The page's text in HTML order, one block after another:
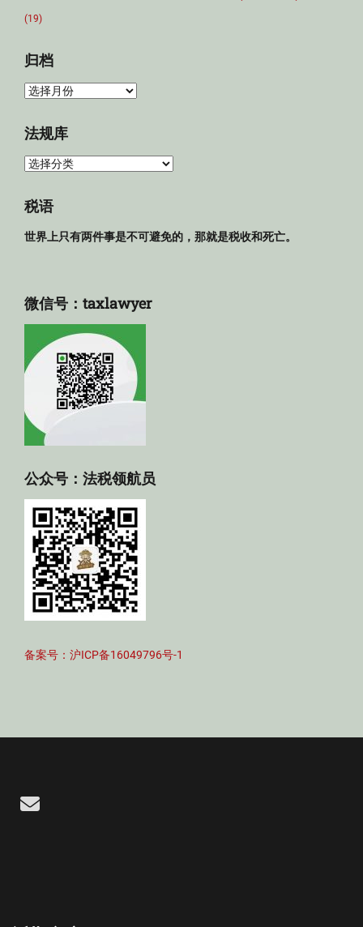
(19)
归档
归
法规库
法
库
税语
世界上只有两件事是不可避免的，那就是税收和死亡。
微信号：taxlawyer
公众号：法税领航员
备案号：沪ICP备16049796号-1
Email